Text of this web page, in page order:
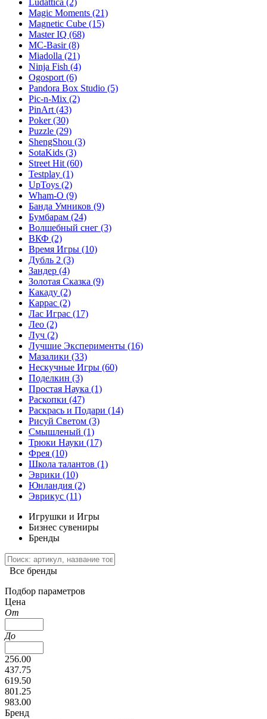
Ludattica (2)
Magic Moments (21)
Magnetic Cube (15)
Master IQ (68)
MC-Basir(8)
Miadolla (21)
Ninja Fish (4)
Ogosport (6)
Pandora Box Studio (5)
Pic-n-Mix (2)
PinArt (43)
Poker(30)
Puzzle (29)
ShengShou (3)
SotaKids (3)
Street Hit (60)
Testplay (1)
UpToys (2)
Wham-O (9)
Банда Умников (9)
Бумбарам (24)
Волшебный снег (3)
ВКФ (2)
Время Игры (10)
Дубль 2 (3)
Зандер (4)
Золотая Сказка (9)
Какаду (2)
Каррас (2)
Лас Играс (17)
Лео (2)
Луч (2)
Лучшие Эксперименты (16)
Мазалики (33)
Нескучные Игры (60)
Поделкин (3)
Простая Наука (1)
Раскопки (47)
Раскрась и Подари (14)
Рисуй Светом (3)
Смышленый (1)
Трюки Науки (17)
Фрея (10)
Школа талантов (1)
Эврики (10)
Юнландия (2)
Эврикус (11)
Игрушки и Игры
Бизнес сувениры
Бренды
Все бренды
Подбор параметров
Цена
От
До
256.00
437.75
619.50
801.25
983.00
Бренд